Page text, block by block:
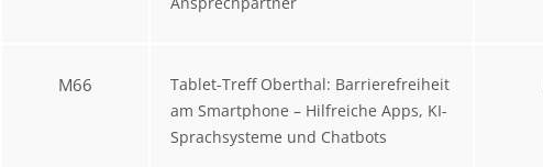
M66
Tablet-Treff Oberthal: Barrierefreiheit
am Smartphone – Hilfreiche Apps, KI-
Sprachsysteme und Chatbots